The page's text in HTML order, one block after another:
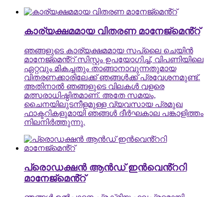
കാര്യക്ഷമമായ വിതരണ മാനേജ്മെൻ്റ്
ഞങ്ങളുടെ കാര്യക്ഷമമായ സപ്ലൈ ചെയിൻ
മാനേജ്‌മെൻ്റ് സിസ്റ്റം ഉപയോഗിച്ച്, വിപണിയിലെ
ഏറ്റവും മികച്ചതും താങ്ങാനാവുന്നതുമായ
വിതരണക്കാരിലേക്ക് ഞങ്ങൾക്ക് പ്രവേശനമുണ്ട്.
അതിനാൽ ഞങ്ങളുടെ വിലകൾ വളരെ
മത്സരാധിഷ്ഠിതമാണ്. അതേ സമയം,
ചൈനയിലുടനീളമുള്ള വ്യവസായ പ്രമുഖ
ഫാക്ടറികളുമായി ഞങ്ങൾ ദീർഘകാല പങ്കാളിത്തം
നിലനിർത്തുന്നു.
പ്രൊഡക്ഷൻ ആൻഡ് ഇൻവെൻ്ററി
മാനേജ്മെൻ്റ്